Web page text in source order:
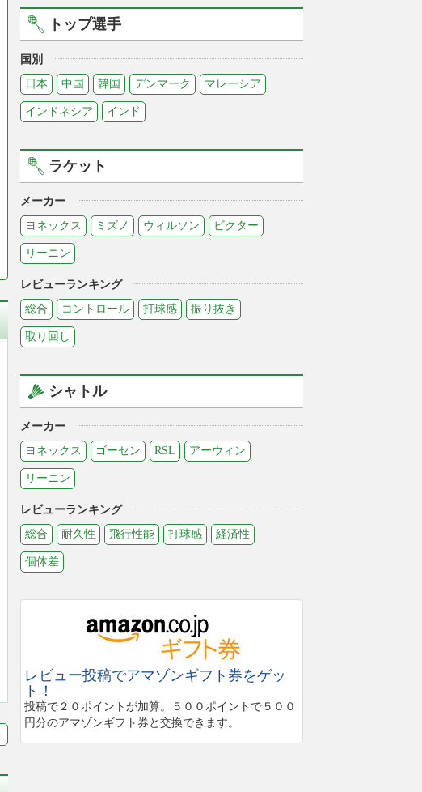
トップ選手
国別
日本
中国 韓国 デンマーク マレーシア
インドネシア インド
ラケット
メーカー
ヨネックス
ミズノ ウィルソン ビクター
リーニン
レビューランキング
総合
コントロール 打球感 振り抜き
取り回し
シャトル
メーカー
ヨネックス
ゴーセン RSL アーウィン
リーニン
レビューランキング
総合
耐久性 飛行性能 打球感 経済性
個体差
レビュー投稿でアマゾンギフト券をゲッ
ト！
投稿で２０ポイントが加算。５００ポイントで５００
円分のアマゾンギフト券と交換できます。